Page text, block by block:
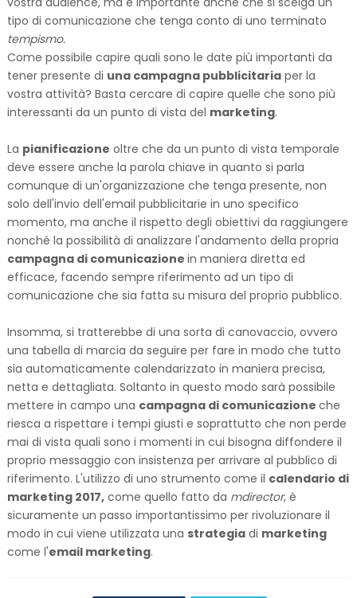
tipo di comunicazione che tenga conto di uno terminato
tempismo.
Come possibile capire quali sono le date più importanti da
tener presente di una campagna pubblicitariaper la
vostra attività? Basta cercare di capire quelle che sono più
interessanti da un punto di vista del marketing.
La pianificazione oltre che da un punto di vista temporale
deve essere anche la parola chiave in quanto si parla
comunque di un'organizzazione che tenga presente, non
solo dell'invio dell'email pubblicitarie in uno specifico
momento, ma anche il rispetto degli obiettivi da raggiungere
nonché la possibilità di analizzare l'andamento della propria
campagna di comunicazione in maniera diretta ed
efficace, facendo sempre riferimento ad un tipo di
comunicazione che sia fatta su misura del proprio pubblico.
Insomma, si tratterebbe di una sorta di canovaccio, ovvero
una tabella di marcia da seguire per fare in modo che tutto
sia automaticamente calendarizzato in maniera precisa,
netta e dettagliata. Soltanto in questo modo sarà possibile
mettere in campo una campagna di comunicazione che
riesca a rispettare i tempi giusti e soprattutto che non perde
mai di vista quali sono i momenti in cui bisogna diffondere il
proprio messaggio con insistenza per arrivare al pubblico di
riferimento. L'utilizzo di uno strumento come il calendario di
marketing 2017,come quello fatto da mdirector, è
sicuramente un passo importantissimo per rivoluzionare il
modo in cui viene utilizzata una strategiadi marketing
come l'email marketing.